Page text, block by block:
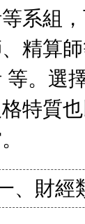
系組
精算
等。選
格特質
、財經